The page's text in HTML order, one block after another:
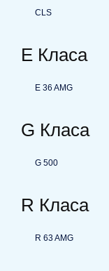
CLS
E Класа
E 36 AMG
G Класа
G 500
R Класа
R 63 AMG